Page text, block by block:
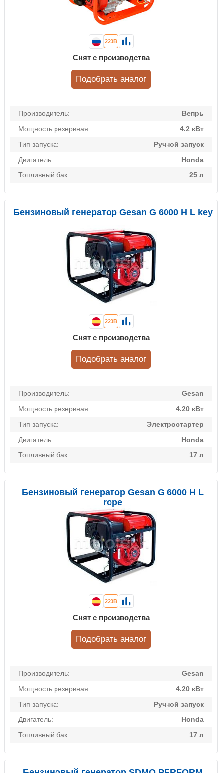
Производитель:
Вепрь
Мощность резервная:
4.2 кВт
Тип запуска:
Ручной запуск
Двигатель:
Honda
Топливный бак:
25 л
220В
Снят с производства
Подобрать аналог
Бензиновый генератор Gesan G 6000 H L key
Производитель:
Gesan
Мощность резервная:
4.20 кВт
Тип запуска:
Электростартер
Двигатель:
Honda
Топливный бак:
17 л
220В
Снят с производства
Подобрать аналог
Бензиновый генератор Gesan G 6000 H L
rope
Производитель:
Gesan
Мощность резервная:
4.20 кВт
Тип запуска:
Ручной запуск
Двигатель:
Honda
Топливный бак:
17 л
220В
Снят с производства
Подобрать аналог